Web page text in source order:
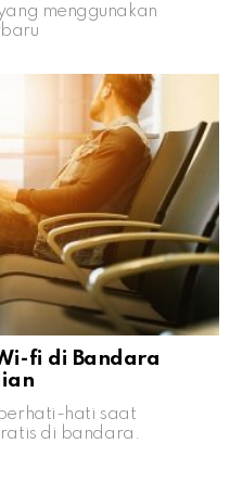
menggunakan
fi di Bandara
hati saat
di bandara.